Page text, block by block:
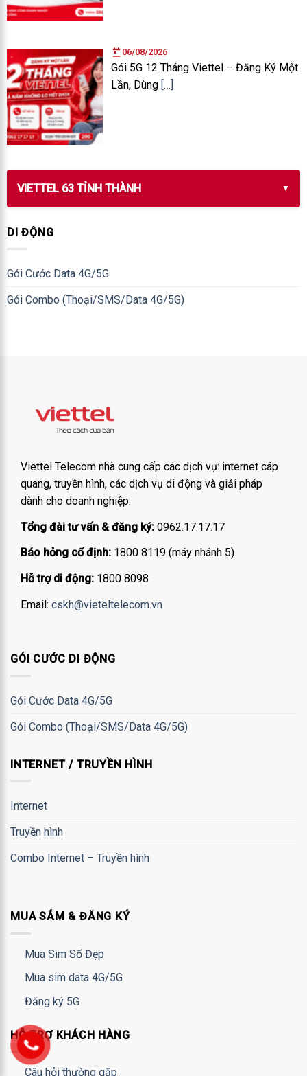
06/08/2026
Gói 5G 12 Tháng Viettel – Đăng Ký Một
Lần, Dùng […]
VIETTEL 63 TỈNH THÀNH
DI ĐỘNG
Gói Cước Data 4G/5G
Gói Combo (Thoại/SMS/Data 4G/5G)
Viettel Telecom nhà cung cấp các dịch vụ: internet cáp
quang, truyền hình, các dịch vụ di động và giải pháp
dành cho doanh nghiệp.
Tổng đài tư vấn & đăng ký: 0962.17.17.17
Báo hỏng cố định: 1800 8119 (máy nhánh 5)
Hỗ trợ di động: 1800 8098
Email: cskh@vieteltelecom.vn
GÓI CƯỚC DI ĐỘNG
Gói Cước Data 4G/5G
Gói Combo (Thoại/SMS/Data 4G/5G)
INTERNET / TRUYỀN HÌNH
Internet
Truyền hình
Combo Internet – Truyền hình
MUA SẮM & ĐĂNG KÝ
Mua Sim Số Đẹp
Mua sim data 4G/5G
Đăng ký 5G
HỖ TRỢ KHÁCH HÀNG
Câu hỏi thường gặp